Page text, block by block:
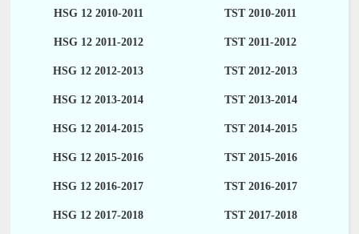
HSG 12 2010-2011 TST 2010-2011
HSG 12 2011-2012 TST 2011-2012
HSG 12 2012-2013 TST 2012-2013
HSG 12 2013-2014 TST 2013-2014
HSG 12 2014-2015 TST 2014-2015
HSG 12 2015-2016 TST 2015-2016
HSG 12 2016-2017 TST 2016-2017
HSG 12 2017-2018 TST 2017-2018